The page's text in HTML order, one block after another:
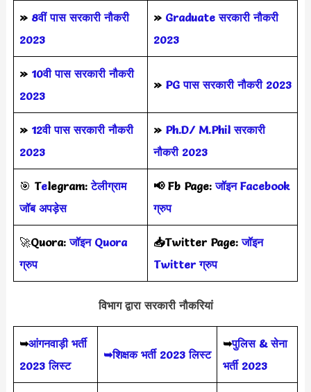
» 8वीं पास सरकारी नौकरी
2023
» Graduate सरकारी नौकरी
2023
» 10वी पास सरकारी नौकरी
2023
» PG पास सरकारी नौकरी 2023
» 12वी पास सरकारी नौकरी
2023
» Ph.D/ M.Phil सरकारी
नौकरी 2023
🎯 Telegram: टेलीग्राम
जॉब अपड़ेस
📢 Fb Page:जॉइन Facebook
ग्रुप
🚀Quora:जॉइन Quora
ग्रुप
📥Twitter Page:जॉइन
Twitter ग्रुप
विभाग द्वारा सरकारी नौकरियां
➥आंगनवाड़ी भर्ती
2023 लिस्ट
➥शिक्षक भर्ती 2023 लिस्ट
➥पुलिस & सेना
भर्ती 2023